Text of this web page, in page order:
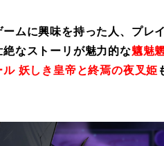
ームに興味を持った人、プレ
絶なストーリが魅力的な魑魅
ル 妖しき皇帝と終焉の夜叉姫